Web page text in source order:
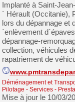
Implanté à Saint-
´ Hérault (Occitanie),
lors du dépannage et
´enlèvement
dépannage-
collection, véhicules
rapatriement de
Déménagement et
Pilotage - Services -
Mise à jour le 10/03/